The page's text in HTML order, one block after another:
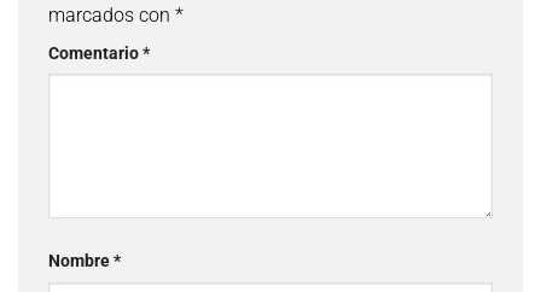
marcados con *
Comentario*
Nombre*